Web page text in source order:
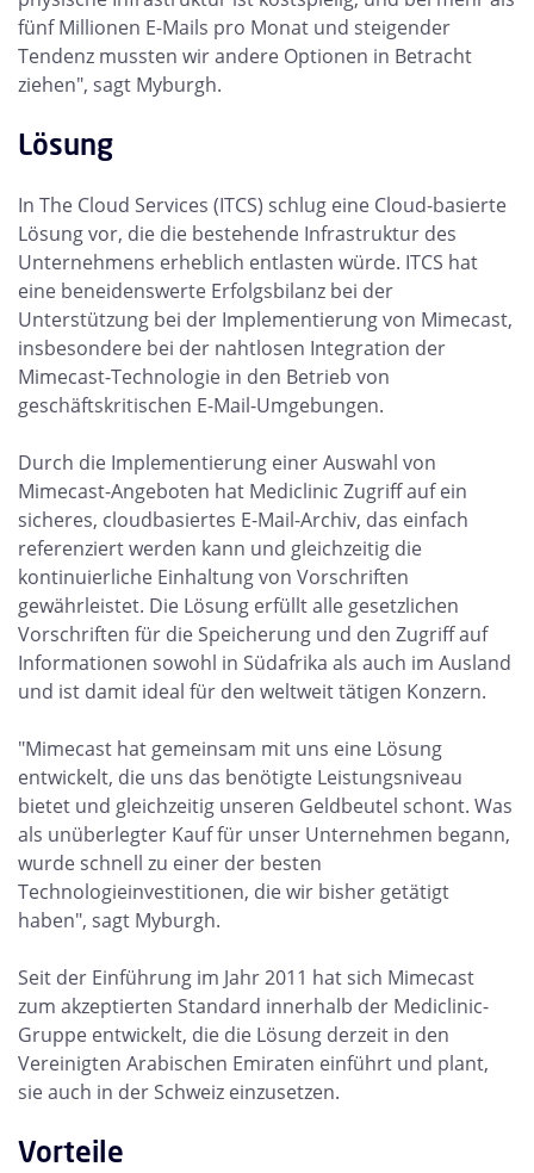
fünf Millionen E-Mails pro Monat und steigender
Tendenz mussten wir andere Optionen in Betracht
ziehen", sagt Myburgh.
Lösung
In The Cloud Services (ITCS) schlug eine Cloud-basierte
Lösung vor, die die bestehende Infrastruktur des
Unternehmens erheblich entlasten würde. ITCS hat
eine beneidenswerte Erfolgsbilanz bei der
Unterstützung bei der Implementierung von Mimecast,
insbesondere bei der nahtlosen Integration der
Mimecast-Technologie in den Betrieb von
geschäftskritischen E-Mail-Umgebungen.
Durch die Implementierung einer Auswahl von
Mimecast-Angeboten hat Mediclinic Zugriff auf ein
sicheres, cloudbasiertes E-Mail-Archiv, das einfach
referenziert werden kann und gleichzeitig die
kontinuierliche Einhaltung von Vorschriften
gewährleistet. Die Lösung erfüllt alle gesetzlichen
Vorschriften für die Speicherung und den Zugriff auf
Informationen sowohl in Südafrika als auch im Ausland
und ist damit ideal für den weltweit tätigen Konzern.
"Mimecast hat gemeinsam mit uns eine Lösung
entwickelt, die uns das benötigte Leistungsniveau
bietet und gleichzeitig unseren Geldbeutel schont. Was
als unüberlegter Kauf für unser Unternehmen begann,
wurde schnell zu einer der besten
Technologieinvestitionen, die wir bisher getätigt
haben", sagt Myburgh.
Seit der Einführung im Jahr 2011 hat sich Mimecast
zum akzeptierten Standard innerhalb der Mediclinic-
Gruppe entwickelt, die die Lösung derzeit in den
Vereinigten Arabischen Emiraten einführt und plant,
sie auch in der Schweiz einzusetzen.
Vorteile